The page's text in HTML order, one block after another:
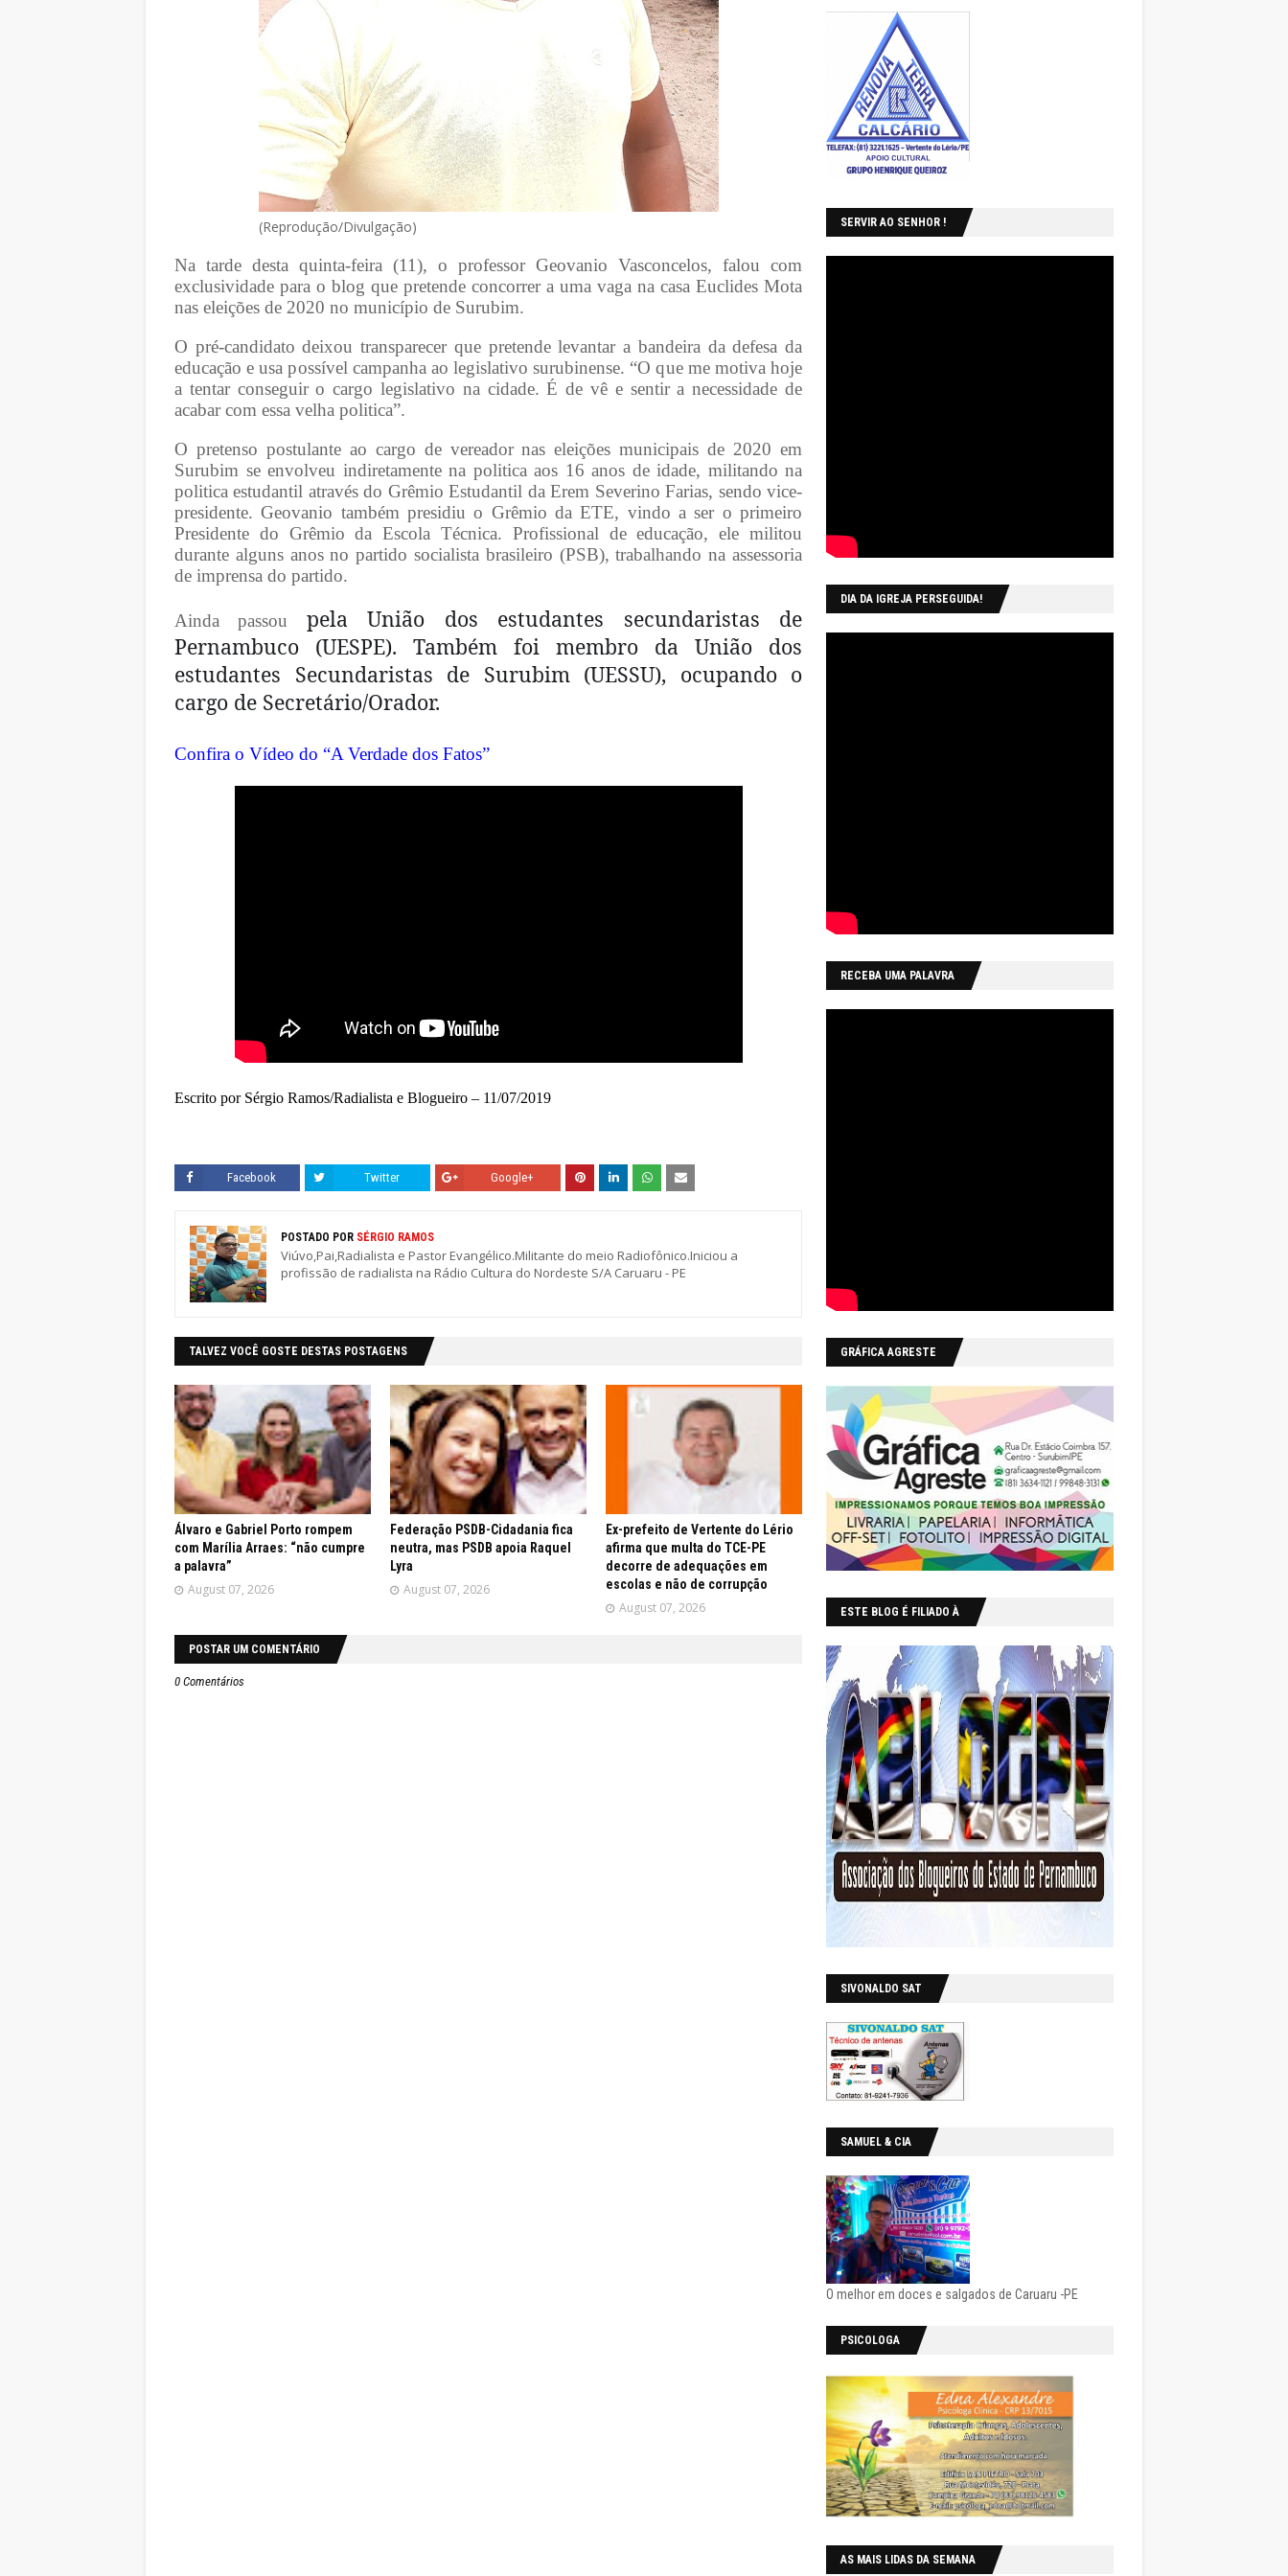
(Reprodução/Divulgação)
Na tarde desta quinta-feira (11), o professor Geovanio Vasconcelos, falou com
exclusividade para o blog que pretende concorrer a uma vaga na casa Euclides Mota
nas eleições de 2020 no município de Surubim.
O pré-candidato deixou transparecer que pretende levantar a bandeira da defesa da
educação e usa possível campanha ao legislativo surubinense. “O que me motiva hoje
a tentar conseguir o cargo legislativo na cidade. É de vê e sentir a necessidade de
acabar com essa velha politica”.
O pretenso postulante ao cargo de vereador nas eleições municipais de 2020 em
Surubim se envolveu indiretamente na politica aos 16 anos de idade, militando na
politica estudantil através do Grêmio Estudantil da Erem Severino Farias, sendo vice-
presidente. Geovanio também presidiu o Grêmio da ETE, vindo a ser o primeiro
Presidente do Grêmio da Escola Técnica. Profissional de educação, ele militou
durante alguns anos no partido socialista brasileiro (PSB), trabalhando na assessoria
de imprensa do partido.
Ainda passou pela União dos estudantes secundaristas de
Pernambuco (UESPE). Também foi membro da União dos
estudantes Secundaristas de Surubim (UESSU), ocupando o
cargo de Secretário/Orador.
Confira o Vídeo do “A Verdade dos Fatos”
Escrito por Sérgio Ramos/Radialista e Blogueiro – 11/07/2019
Facebook Twitter Google+
POSTADO POR SÉRGIO RAMOS
Viúvo,Pai,Radialista e Pastor Evangélico.Militante do meio Radiofônico.Iniciou a
profissão de radialista na Rádio Cultura do Nordeste S/A Caruaru - PE
TALVEZ VOCÊ GOSTE DESTAS POSTAGENS
Álvaro e Gabriel Porto rompem
com Marília Arraes: “não cumpre
a palavra”
August 07, 2026
Federação PSDB-Cidadania fica
neutra, mas PSDB apoia Raquel
Lyra
August 07, 2026
Ex-prefeito de Vertente do Lério
afirma que multa do TCE-PE
decorre de adequações em
escolas e não de corrupção
August 07, 2026
POSTAR UM COMENTÁRIO
0 Comentários
SERVIR AO SENHOR !
DIA DA IGREJA PERSEGUIDA!
RECEBA UMA PALAVRA
GRÁFICA AGRESTE
ESTE BLOG É FILIADO À
SIVONALDO SAT
SAMUEL & CIA
O melhor em doces e salgados de Caruaru -PE
PSICOLOGA
AS MAIS LIDAS DA SEMANA